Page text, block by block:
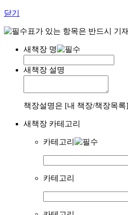
닫기
표가 있는 항목은 반드시 기
새책장 명
새책장 설명
책장설명은 [내 책장/책장목
새책장 카테고리
카테고리
카테고리